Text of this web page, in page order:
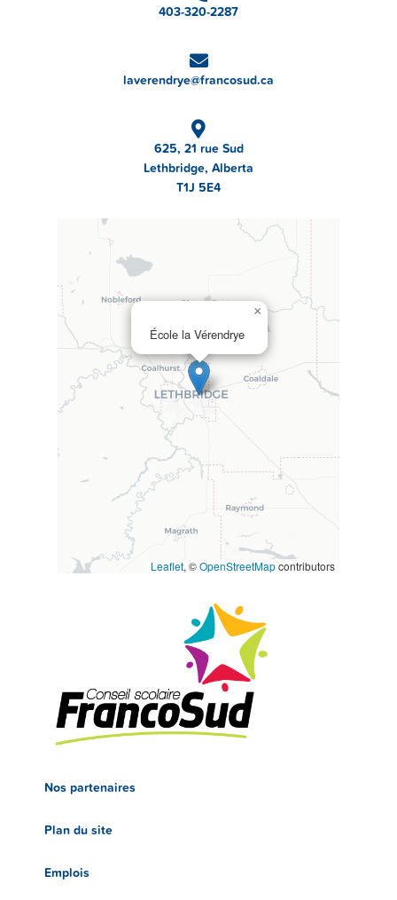
403-320-2287
laverendrye@francosud.ca
625, 21 rue Sud
Lethbridge, Alberta
T1J 5E4
École la Vérendrye
×
Leaflet, ©OpenStreetMapcontributors
Nos partenaires
Plan du site
Emplois